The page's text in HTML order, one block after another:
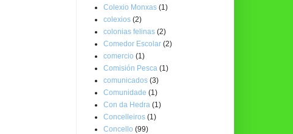
Colexio Monxas (1)
colexios (2)
colonias felinas (2)
Comedor Escolar (2)
comercio (1)
Comisión Pesca (1)
comunicados (3)
Comunidade (1)
Con da Hedra (1)
Concelleiros (1)
Concello (99)